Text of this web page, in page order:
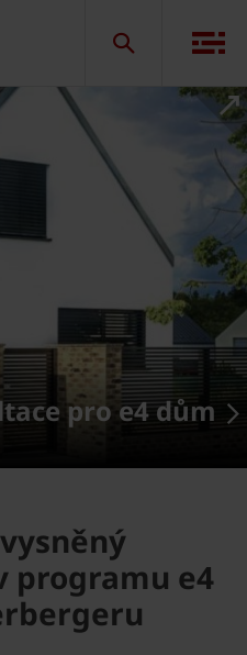
pro e4 dům
programu e4